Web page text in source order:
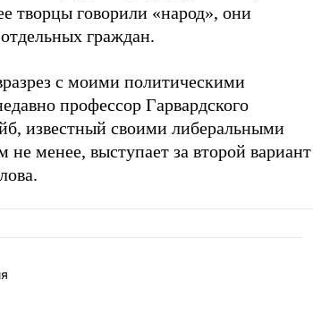
творцы говорили «народ», они
граждан.
с моими политическими
профессор Гарвардского
известный своими либеральными
менее, выступает за второй вариант